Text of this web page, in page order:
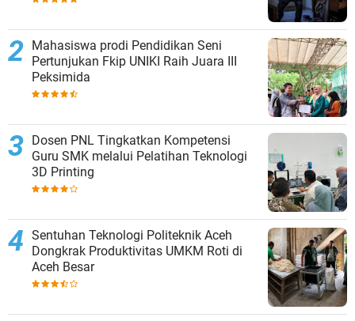
Mahasiswa prodi Pendidikan Seni
Pertunjukan Fkip UNIKI Raih Juara III
Peksimida
Dosen PNL Tingkatkan Kompetensi
Guru SMK melalui Pelatihan Teknologi
3D Printing
Sentuhan Teknologi Politeknik Aceh
Dongkrak Produktivitas UMKM Roti di
Aceh Besar